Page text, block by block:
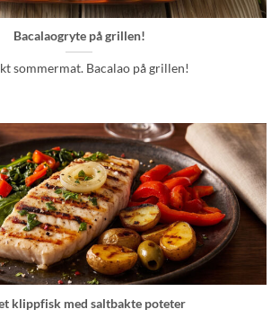
Bacalaogryte på grillen!
sommermat. Bacalao på grillen!
klippfisk med saltbakte poteter